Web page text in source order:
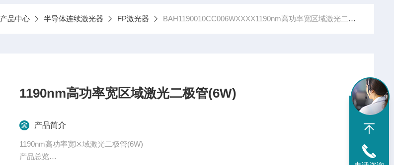
产品中心 半导体连续激光器 FP激光器 BAH1190010CC006WXXXX1190nm高功率宽区域激光二极管(6W)
1190nm高功率宽区域激光二极管(6W)
产品简介
1190nm高功率宽区域激光二极管(6W)
产品总览